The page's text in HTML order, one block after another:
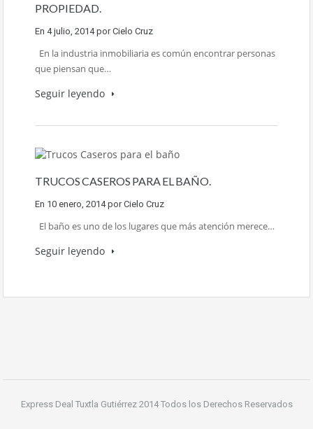
PROPIEDAD.
En 4 julio, 2014 porCielo Cruz
En la industria inmobiliaria es común encontrar personas
que piensan que…
Seguir leyendo
TRUCOS CASEROS PARA EL BAÑO.
En 10 enero, 2014 porCielo Cruz
El baño es uno de los lugares que más atención merece…
Seguir leyendo
Express Deal Tuxtla Gutiérrez 2014 Todos los Derechos Reservados